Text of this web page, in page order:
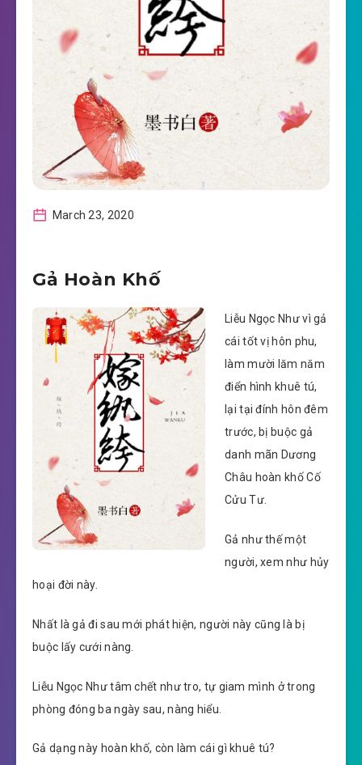
March 23, 2020
Gả Hoàn Khố
Liễu Ngọc Như vì gả
cái tốt vị hôn phu,
làm mười lăm năm
điển hình khuê tú,
lại tại đính hôn đêm
trước, bị buộc gả
danh mãn Dương
Châu hoàn khố Cố
Cửu Tư.
Gả như thế một
người, xem như hủy
hoại đời này.
Nhất là gả đi sau mới phát hiện, người này cũng là bị
buộc lấy cưới nàng.
Liễu Ngọc Như tâm chết như tro, tự giam mình ở trong
phòng đóng ba ngày sau, nàng hiểu.
Gả dạng này hoàn khố, còn làm cái gì khuê tú?